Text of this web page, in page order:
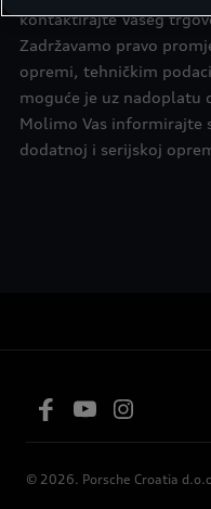
kontaktirajte Vašeg
Zadržavamo pravo
opremi, tehničkim
moguće je uz
Molimo Vas informirajte
dodatnoj i serijskoj
© 2026. Porsche Croatia